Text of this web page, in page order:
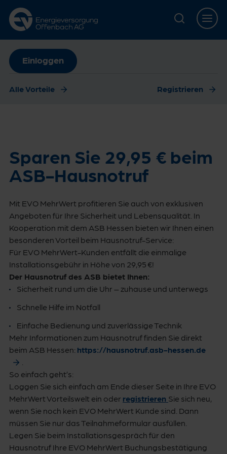
Zur Hauptnavigation springen
Zur Servicelasche springen
Zum Hauptinhalt springen
Zur Footernavigation springen
Einloggen
Alle Vorteile Registrieren
Sparen Sie 29,95 € beim
ASB-Hausnotruf
Mit EVO MehrWert profitieren Sie auch von exklusiven
Angeboten für Ihre Sicherheit und Lebensqualität. In
Kooperation mit dem ASB Hessen bieten wir Ihnen einen
besonderen Vorteil beim Hausnotruf-Service:
Für EVO MehrWert-Kunden entfällt die einmalige
Installationsgebühr in Höhe von 29,95 €!
Der Hausnotruf des ASB bietet Ihnen:
Sicherheit rund um die Uhr – zuhause und unterwegs
Schnelle Hilfe im Notfall
Einfache Bedienung und zuverlässige Technik
Mehr Informationen zum Hausnotruf finden Sie direkt
beim ASB Hessen: https://hausnotruf.asb-hessen.de
So einfach geht’s:
Loggen Sie sich einfach am Ende dieser Seite in Ihre EVO
MehrWert Vorteilswelt ein oder registrieren Sie sich neu,
wenn Sie noch kein EVO MehrWert Kunde sind. Dann
müssen Sie nur das Teilnahmeformular ausfüllen.
Legen Sie beim Installationsgespräch für den
Hausnotruf Ihre EVO MehrWert Buchungsbestätigung